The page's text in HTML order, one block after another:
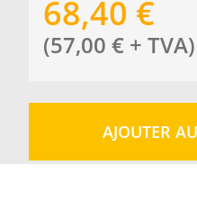
68,40 €
(57,00 € + TVA)
AJOUTER